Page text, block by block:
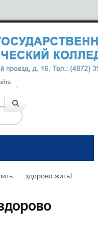
— здорово жить!